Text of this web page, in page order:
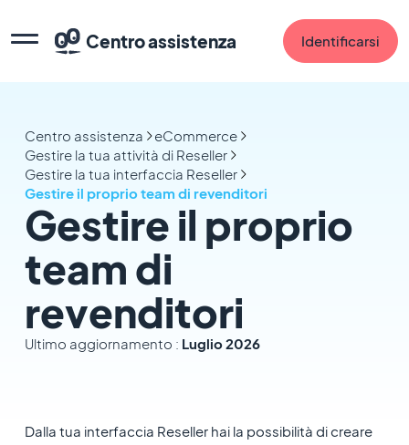
Centro assistenza Identificarsi
Centro assistenza
eCommerce
Gestire la tua attività di Reseller
Gestire la tua interfaccia Reseller
Gestire il proprio team di revenditori
Gestire il proprio
team di
revenditori
Ultimo aggiornamento : Luglio 2026
Dalla tua interfaccia Reseller hai la possibilità di creare